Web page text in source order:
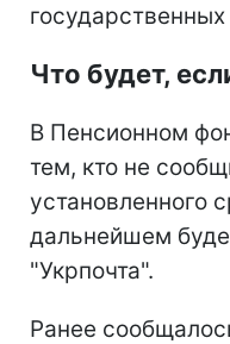
Что будет,
В Пенсионном
тем, кто не
установленного
дальнейшем
"Укрпочта".
Ранее